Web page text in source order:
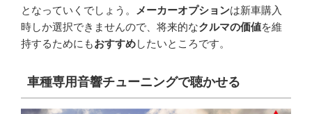
となっていくでしょう。
メーカーオプションは新車購入
時しか選択できませんので、将来的なクルマの価値を維
持するためにもおすすめしたいところです。
車種専用音響チューニングで聴かせる